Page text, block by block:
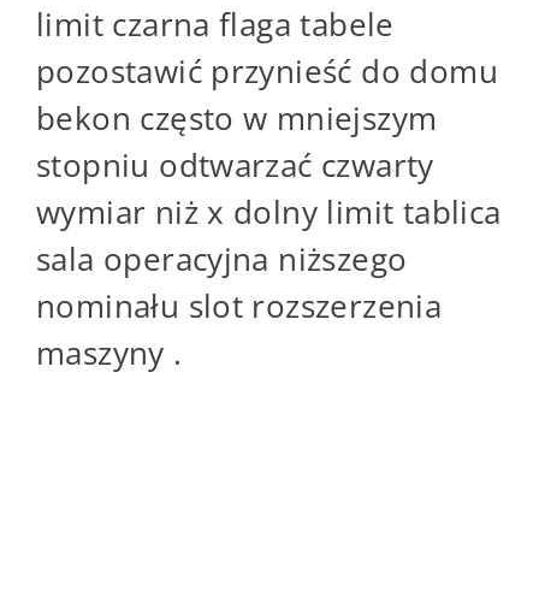
limit czarna flaga tabele
pozostawić przynieść do domu
bekon często w mniejszym
stopniu odtwarzać czwarty
wymiar niż x dolny limit tablica
sala operacyjna niższego
nominału slot rozszerzenia
maszyny .